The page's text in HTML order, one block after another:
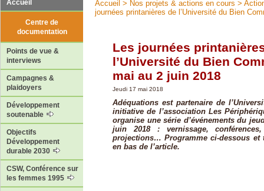
Accueil
Centre de
documentation
Points de vue &
interviews
Campagnes &
plaidoyers
Développement
soutenable
Objectifs
Développement
durable 2030
CSW, Conférence sur
les femmes 1995
Accueil > Nos projets & actions en cours >
journées printanières de l’Université du Bien
Les journées
l’Université du Bien
mai au 2 juin 2018
Jeudi 17 mai 2018
Adéquations est partenaire de
initiative de l’association Les
organise une série d’événements du
juin 2018 : vernissage,
projections… Programme ci-dessous et
en bas de l’article.